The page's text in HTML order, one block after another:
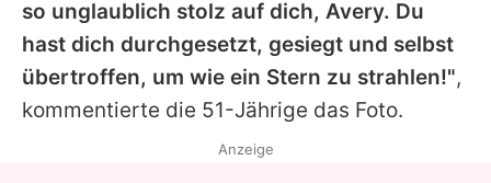
so unglaublich stolz auf dich, Avery. Du
hast dich durchgesetzt, gesiegt und selbst
übertroffen, um wie ein Stern zu strahlen!",
kommentierte die 51-Jährige das Foto.
Anzeige